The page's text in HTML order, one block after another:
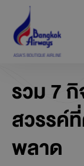
content
รวม 7
สวรรค์
พลาด